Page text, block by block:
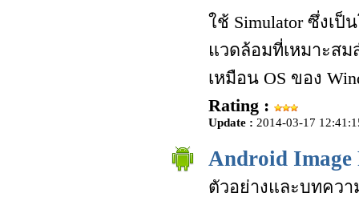
ใช้ Simulator ซึ่งเป็
แวดล้อมที่เหมาะสม
เหมือน OS ของ
Rating :
Update : 2014-03-17
Android Image
ตัวอย่างและบทควา